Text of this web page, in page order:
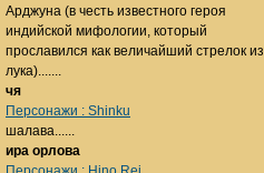
Арджуна (в честь известного героя
индийской мифологии, который
прославился как величайший стрелок из
лука).......
чя
Персонажи : Shinku
шалава......
ира орлова